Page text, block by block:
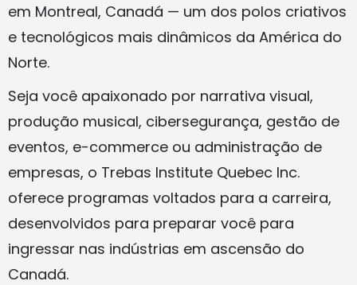
em Montreal, Canadá — um dos polos criativos
e tecnológicos mais dinâmicos da América do
Norte.
Seja você apaixonado por narrativa visual,
produção musical, cibersegurança, gestão de
eventos, e-commerce ou administração de
empresas, o Trebas Institute Quebec Inc.
oferece programas voltados para a carreira,
desenvolvidos para preparar você para
ingressar nas indústrias em ascensão do
Canadá.